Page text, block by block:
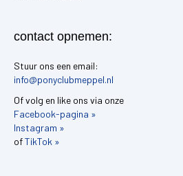
contact opnemen:
Stuur ons een email:
info@ponyclubmeppel.nl
Of volg en like ons via onze
Facebook-pagina »
Instagram »
ofTikTok »